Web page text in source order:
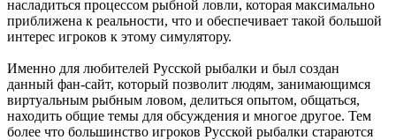
насладиться процессом рыбной ловли, которая максимально
приближена к реальности, что и обеспечивает такой большой
интерес игроков к этому симулятору.
Именно для любителей Русской рыбалки и был создан
данный фан-сайт, который позволит людям, занимающимся
виртуальным рыбным ловом, делиться опытом, общаться,
находить общие темы для обсуждения и многое другое. Тем
более что большинство игроков Русской рыбалки стараются